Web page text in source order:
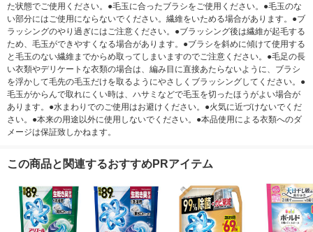
た状態でご使用ください。●毛玉に合ったブラシをご使用ください。●毛玉のな
い部分にはご使用にならないでください。繊維をいためる場合があります。●ブ
ラッシングのやり過ぎにはご注意ください。●ブラッシング後は繊維が起毛する
ため、毛玉ができやすくなる場合があります。●ブラシを斜めに傾けて使用する
と毛玉のない繊維までからめ取ってしまいますのでご注意ください。●毛足の長
い衣類やデリケートな衣類の場合は、編み目に直接あたらないように、ブラシ
を浮かして毛先の毛玉だけを取るようにやさしくブラッシングしてください。●
毛玉がからんで取れにくい時は、ハサミなどで毛玉を切ったほうがよい場合が
あります。●水まわりでのご使用はお避けください。●火気に近づけないでくだ
さい。●本来の用途以外に使用しないでください。●本品使用による衣類へのダ
メージは保証致しかねます。
この商品と関連するおすすめPRアイテム